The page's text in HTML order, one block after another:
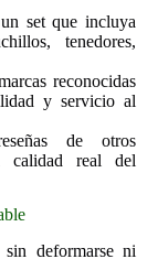
set que incluya
tenedores,
reconocidas
y servicio al
de otros
calidad real del
deformarse ni